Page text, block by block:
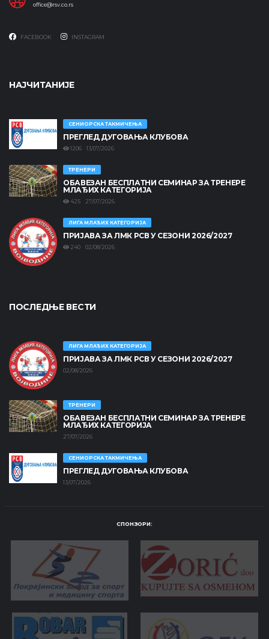
office@rsv.co.rs
FACEBOOK INSTAGRAM
НАЈЧИТАНИЈЕ
СЕНИОРСКА ТАКМИЧЕЊА
ПРЕГЛЕД ДУГОВАЊА КЛУБОВА
1206 13/07/2026
ТРЕНЕРИ
ОБАВЕЗАН БЕСПЛАТНИ СЕМИНАР ЗА ТРЕНЕРЕ
МЛАЂИХ КАТЕГОРИЈА
425 27/07/2026
ЛИГА МЛАЂИХ КАТЕГОРИЈА
ПРИЈАВА ЗА ЛМК РСВ У СЕЗОНИ 2026/2027
240 02/08/2026
ПОСЛЕДЊЕ ВЕСТИ
ЛИГА МЛАЂИХ КАТЕГОРИЈА
ПРИЈАВА ЗА ЛМК РСВ У СЕЗОНИ 2026/2027
02/08/2026
ТРЕНЕРИ
ОБАВЕЗАН БЕСПЛАТНИ СЕМИНАР ЗА ТРЕНЕРЕ
МЛАЂИХ КАТЕГОРИЈА
27/07/2026
СЕНИОРСКА ТАКМИЧЕЊА
ПРЕГЛЕД ДУГОВАЊА КЛУБОВА
13/07/2026
СПОНЗОРИ: